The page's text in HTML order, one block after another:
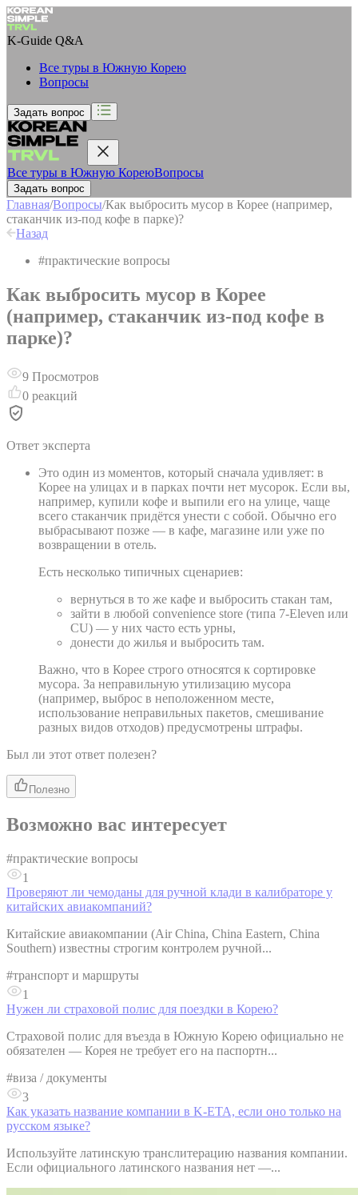
K-Guide Q&A
Все туры в Южную Корею
Вопросы
Задать вопрос
Все туры в Южную КореюВопросы
Задать вопрос
Главная/Вопросы/Как выбросить мусор в Корее (например,
стаканчик из-под кофе в парке)?
Назад
#практические вопросы
Как выбросить мусор в Корее
(например, стаканчик из-под кофе в
парке)?
9 Просмотров
0 реакций
Ответ эксперта
Это один из моментов, который сначала удивляет: в
Корее на улицах и в парках почти нет мусорок. Если вы,
например, купили кофе и выпили его на улице, чаще
всего стаканчик придётся унести с собой. Обычно его
выбрасывают позже — в кафе, магазине или уже по
возвращении в отель.
Есть несколько типичных сценариев:
вернуться в то же кафе и выбросить стакан там,
зайти в любой convenience store (типа 7-Eleven или
CU) — у них часто есть урны,
донести до жилья и выбросить там.
Важно, что в Корее строго относятся к сортировке
мусора. За неправильную утилизацию мусора
(например, выброс в неположенном месте,
использование неправильных пакетов, смешивание
разных видов отходов) предусмотрены штрафы.
Был ли этот ответ полезен?
Полезно
Возможно вас интересует
#практические вопросы
1
Проверяют ли чемоданы для ручной клади в калибраторе у
китайских авиакомпаний?
Китайские авиакомпании (Air China, China Eastern, China
Southern) известны строгим контролем ручной...
#транспорт и маршруты
1
Нужен ли страховой полис для поездки в Корею?
Страховой полис для въезда в Южную Корею официально не
обязателен — Корея не требует его на паспортн...
#виза / документы
3
Как указать название компании в K-ETA, если оно только на
русском языке?
Используйте латинскую транслитерацию названия компании.
Если официального латинского названия нет —...